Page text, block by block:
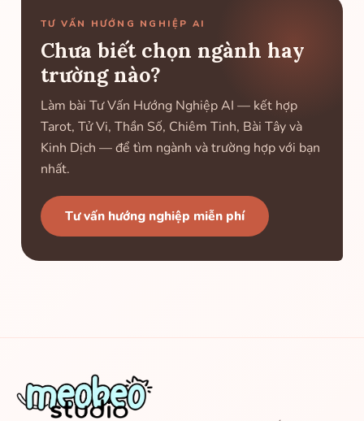
TƯ VẤN HƯỚNG NGHIỆP AI
Chưa biết chọn ngành hay
trường nào?
Làm bài Tư Vấn Hướng Nghiệp AI — kết hợp
Tarot, Tử Vi, Thần Số, Chiêm Tinh, Bài Tây và
Kinh Dịch — để tìm ngành và trường hợp với bạn
nhất.
Tư vấn hướng nghiệp miễn phí